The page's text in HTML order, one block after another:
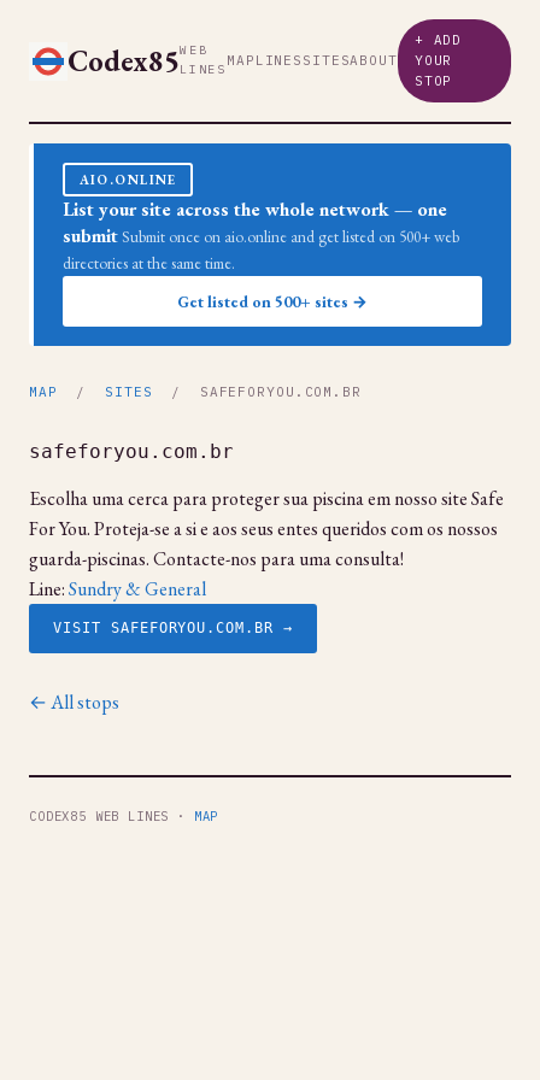
Codex85WEB
LINES MAP LINES SITESABOUT
+ ADD
YOUR
STOP
AIO.ONLINE
List your site across the whole network — one
submit Submit once on aio.online and get listed on 500+ web
directories at the same time.
Get listed on 500+ sites →
MAP / SITES / SAFEFORYOU.COM.BR
safeforyou.com.br
Escolha uma cerca para proteger sua piscina em nosso site Safe
For You. Proteja-se a si e aos seus entes queridos com os nossos
guarda-piscinas. Contacte-nos para uma consulta!
Line:Sundry & General
VISIT SAFEFORYOU.COM.BR →
← All stops
CODEX85 WEB LINES · MAP